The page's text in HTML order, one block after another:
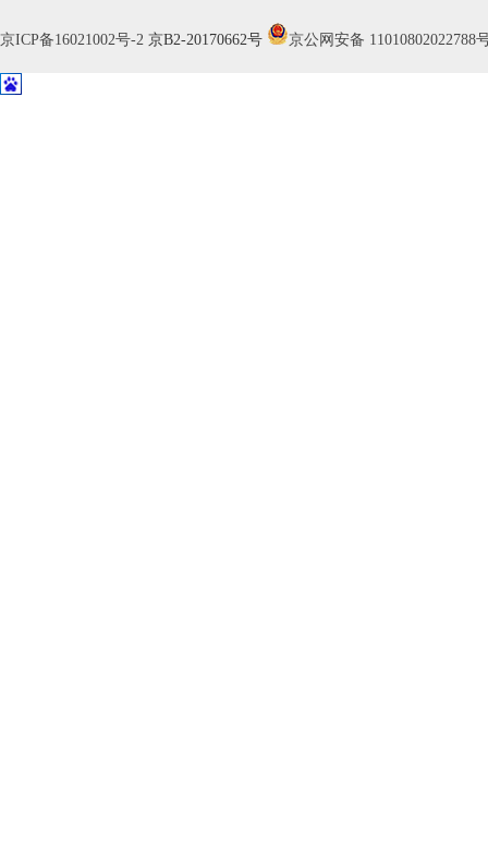
京ICP备16021002号-2 京B2-20170662号 京公网安备 11010802022788